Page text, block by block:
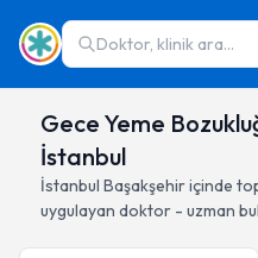
Doktor, klinik ara...
Gece Yeme
İstanbul
İstanbul Başakşehiriçinde
uygulayan doktor - uzman